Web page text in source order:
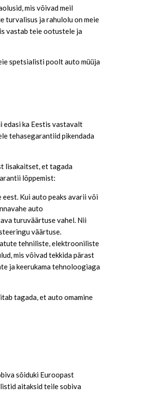
mis võivad meil
turvalisus ja rahulolu on meie
vastab teie ootustele ja
spetsialisti poolt auto müüja
edasi ka Eestis vastavalt
tehasegarantiid pikendada
lisakaitset, et tagada
lõppemist:
Kui auto peaks avarii või
auto
turuväärtuse vahel. Nii
väärtuse.
tehniliste, elektrooniliste
mis võivad tekkida pärast
ja keerukama tehnoloogiaga
tagada, et auto omamine
sõiduki Euroopast
aitaksid teile sobiva